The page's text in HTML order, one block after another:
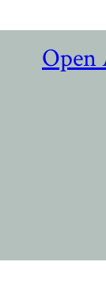
Open